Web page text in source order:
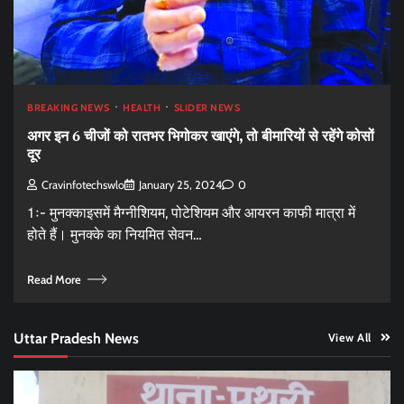
BREAKING NEWS HEALTH SLIDER NEWS
अगर इन 6 चीजों को रातभर भिगोकर खाएंगे, तो बीमारियों से रहेंगे कोसों
दूर
Cravinfotechswlo January 25, 2024 0
1ः- मुनक्काइसमें मैग्नीशियम, पोटेशियम और आयरन काफी मात्रा में
होते हैं। मुनक्के का नियमित सेवन…
Read More
Uttar Pradesh News View All